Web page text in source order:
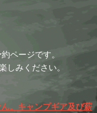
ページです。
しみください。
。キャンプギア及び薪